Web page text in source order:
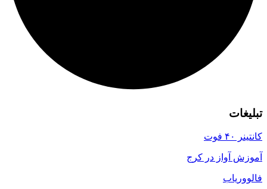
تبلیغات
کانتینر ۴۰ فوت
آموزش آواز در کرج
فالووریاب